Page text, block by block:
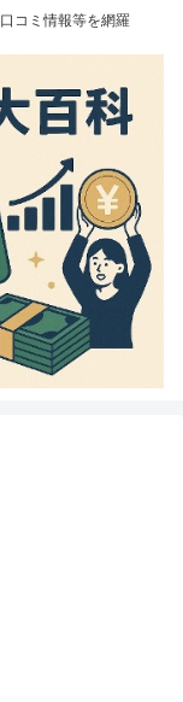
コミ情報等を網羅